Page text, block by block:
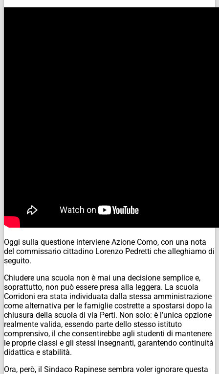
Oggi sulla questione interviene Azione Como, con una nota
del commissario cittadino Lorenzo Pedretti che alleghiamo di
seguito.
Chiudere una scuola non è mai una decisione semplice e,
soprattutto, non può essere presa alla leggera. La scuola
Corridoni era stata individuata dalla stessa amministrazione
come alternativa per le famiglie costrette a spostarsi dopo la
chiusura della scuola di via Perti. Non solo: è l’unica opzione
realmente valida, essendo parte dello stesso istituto
comprensivo, il che consentirebbe agli studenti di mantenere
le proprie classi e gli stessi insegnanti, garantendo continuità
didattica e stabilità.
Ora, però, il Sindaco Rapinese sembra voler ignorare questa